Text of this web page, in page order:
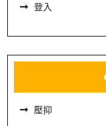
登入
壓抑